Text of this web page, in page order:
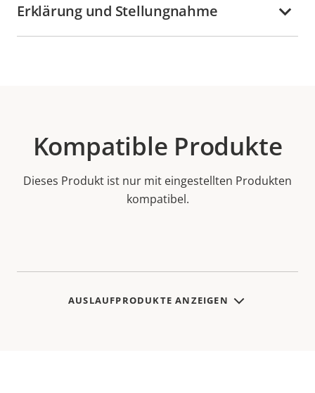
Erklärung und Stellungnahme
Kompatible Produkte
Dieses Produkt ist nur mit eingestellten Produkten
kompatibel.
AUSLAUFPRODUKTE ANZEIGEN